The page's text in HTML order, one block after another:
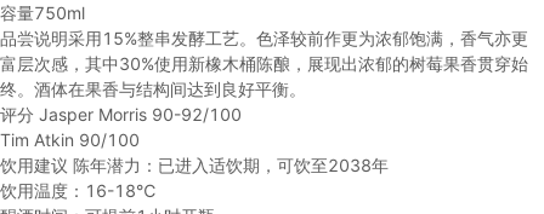
容量750ml
品尝说明采用15%整串发酵工艺。色泽较前作更为浓郁饱满，香气亦更
富层次感，其中30%使用新橡木桶陈酿，展现出浓郁的树莓果香贯穿始
终。酒体在果香与结构间达到良好平衡。
评分 Jasper Morris 90-92/100
Tim Atkin 90/100
饮用建议 陈年潜力：已进入适饮期，可饮至2038年
饮用温度：16-18℃